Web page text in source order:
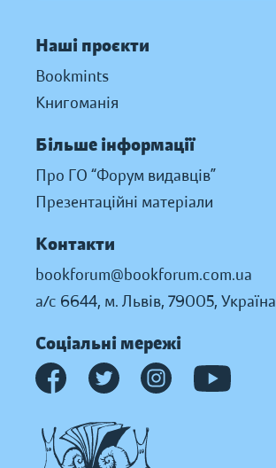
Наші проєкти
Bookmints
Книгоманія
Більше інформації
Про ГО “Форум видавців”
Презентаційні матеріали
Контакти
bookforum@bookforum.com.ua
а/с 6644, м. Львів, 79005, Україна
Соціальні мережі